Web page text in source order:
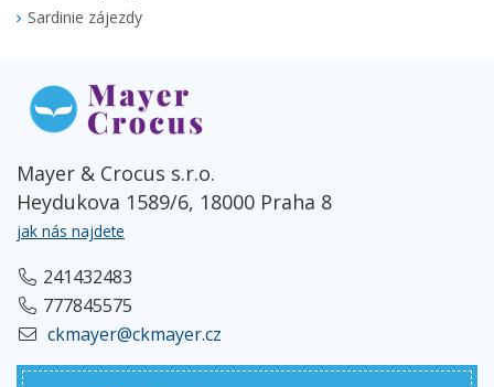
Sardinie zájezdy
Mayer & Crocus s.r.o.
Heydukova 1589/6, 18000 Praha 8
jak nás najdete
241432483
777845575
ckmayer@ckmayer.cz